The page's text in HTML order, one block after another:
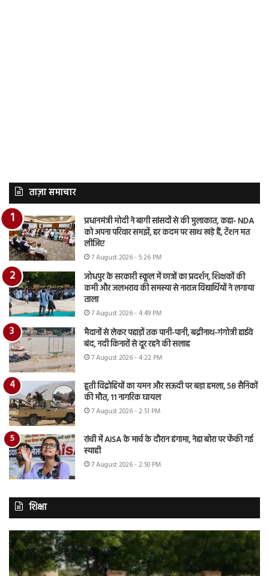
ताज़ा समाचार
प्रधानमंत्री मोदी ने बागी सांसदों से की मुलाकात, कहा- NDA
को अपना परिवार समझें, हर कदम पर साथ खड़े हैं, टेंशन मत
लीजिए
7 August 2026 - 5:26 PM
जोधपुर के सरकारी स्कूल में छात्रों का प्रदर्शन, शिक्षकों की
कमी और जलभराव की समस्या से नाराज विद्यार्थियों ने लगाया
ताला
7 August 2026 - 4:49 PM
मैदानों से लेकर पहाड़ों तक पानी-पानी, बद्रीनाथ-गंगोत्री हाईवे
बंद, नदी किनारों से दूर रहने की सलाह
7 August 2026 - 4:22 PM
हूती विद्रोहियों का यमन और सऊदी पर बड़ा हमला, 58 सैनिकों
की मौत, 11 नागरिक घायल
7 August 2026 - 2:51 PM
रांची में AISA के मार्च के दौरान हंगामा, नेहा बोरा पर फेंकी गई
स्याही
7 August 2026 - 2:50 PM
शिक्षा